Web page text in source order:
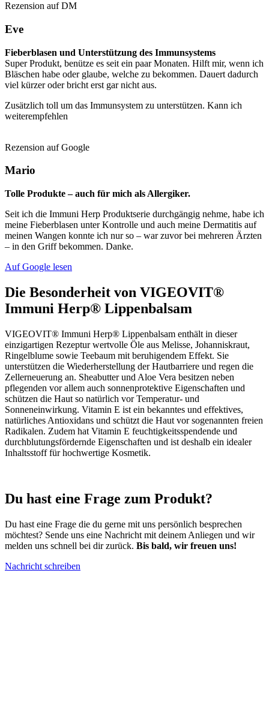
Rezension auf DM
Eve
Fieberblasen und Unterstützung des Immunsystems
Super Produkt, benütze es seit ein paar Monaten. Hilft mir, wenn ich
Bläschen habe oder glaube, welche zu bekommen. Dauert dadurch
viel kürzer oder bricht erst gar nicht aus.
Zusätzlich toll um das Immunsystem zu unterstützen. Kann ich
weiterempfehlen
Rezension auf Google
Mario
Tolle Produkte – auch für mich als Allergiker.
Seit ich die Immuni Herp Produktserie durchgängig nehme, habe ich
meine Fieberblasen unter Kontrolle und auch meine Dermatitis auf
meinen Wangen konnte ich nur so – war zuvor bei mehreren Ärzten
– in den Griff bekommen. Danke.
Auf Google lesen
Die Besonderheit von VIGEOVIT®
Immuni Herp® Lippenbalsam
VIGEOVIT® Immuni Herp® Lippenbalsam enthält in dieser
einzigartigen Rezeptur wertvolle Öle aus Melisse, Johanniskraut,
Ringelblume sowie Teebaum mit beruhigendem Effekt. Sie
unterstützen die Wiederherstellung der Hautbarriere und regen die
Zellerneuerung an. Sheabutter und Aloe Vera besitzen neben
pflegenden vor allem auch sonnenprotektive Eigenschaften und
schützen die Haut so natürlich vor Temperatur- und
Sonneneinwirkung. Vitamin E ist ein bekanntes und effektives,
natürliches Antioxidans und schützt die Haut vor sogenannten freien
Radikalen. Zudem hat Vitamin E feuchtigkeitsspendende und
durchblutungsfördernde Eigenschaften und ist deshalb ein idealer
Inhaltsstoff für hochwertige Kosmetik.
Du hast eine Frage zum Produkt?
Du hast eine Frage die du gerne mit uns persönlich besprechen
möchtest? Sende uns eine Nachricht mit deinem Anliegen und wir
melden uns schnell bei dir zurück. Bis bald, wir freuen uns!
Nachricht schreiben